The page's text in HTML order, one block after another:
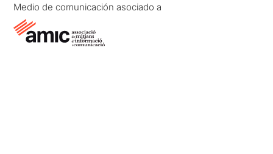
Medio de comunicación asociado a